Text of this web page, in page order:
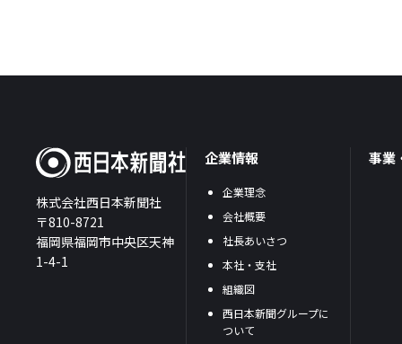
株式会社西日本新聞社
〒810-8721
福岡県福岡市中央区天神
1-4-1
企業情報
企業理念
会社概要
社長あいさつ
本社・支社
組織図
西日本新聞グループに
ついて
事業